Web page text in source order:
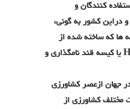
کنندگان و
دراین کشور به گونی،
ها که ساخته شده از
جوت هندی میباشد، به عنوان Hessian یا کیسه قند نامگذاری و
جهان ازعصر کشاورزی
مختلف کشاورزی از